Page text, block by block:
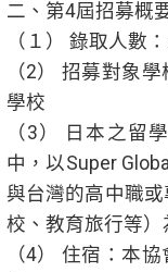
二、第4屆招募概
（１） 錄取人數
（2） 招募對象
學校
（3） 日本之留
中，以Super
與台灣的高中職
校、教育旅行等）
（4） 住宿：本